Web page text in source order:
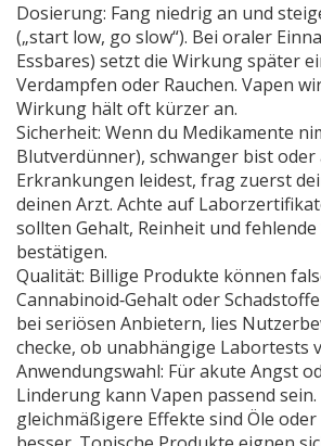
Dosierung: Fang niedrig an und
(„start low, go slow“). Bei oraler
Essbares) setzt die Wirkung später
Verdampfen oder Rauchen. Vapen
Wirkung hält oft kürzer an.
Sicherheit: Wenn du Medikamente
Blutverdünner), schwanger bist oder
Erkrankungen leidest, frag zuerst
deinen Arzt. Achte auf
sollten Gehalt, Reinheit und fehlende
bestätigen.
Qualität: Billige Produkte können
Cannabinoid‑Gehalt oder
bei seriösen Anbietern, lies
checke, ob unabhängige Labortests
Anwendungswahl: Für akute Angst
Linderung kann Vapen passend
gleichmäßigere Effekte sind Öle